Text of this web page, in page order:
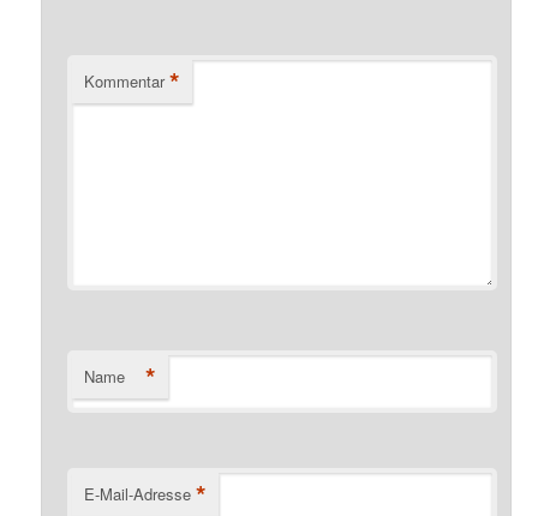
Kommentar *
Name *
E-Mail-Adresse *